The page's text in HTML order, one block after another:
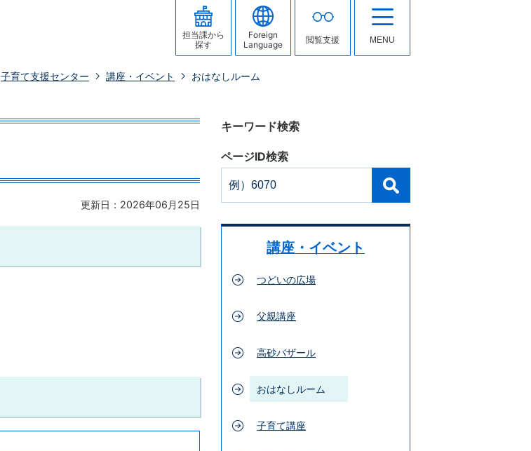
担当課から
探す
Foreign
Language
閲覧支援 MENU
子育て支援センター 講座・イベント おはなしルーム
更新日：2026年06月25日
キーワード検索
ページID検索
講座・イベント
つどいの広場
父親講座
高砂バザール
おはなしルーム
子育て講座